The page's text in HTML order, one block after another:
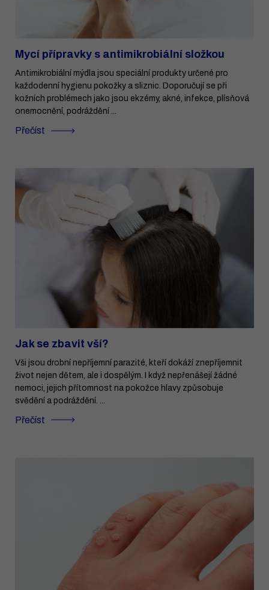
Mycí přípravky s antimikrobiální složkou
Antimikrobiální mýdla jsou speciální produkty určené pro
každodenní hygienu pokožky a sliznic. Doporučují se při
kožních problémech jako jsou ekzémy, akné, infekce, plísňová
onemocnění, podráždění ...
Přečíst
Jak se zbavit vší?
Vši jsou drobní nepříjemní parazité, kteří dokáží znepříjemnit
život nejen dětem, ale i dospělým. I když nepřenášejí žádné
nemoci, jejich přítomnost na pokožce hlavy způsobuje
svědění a podráždění. ...
Přečíst